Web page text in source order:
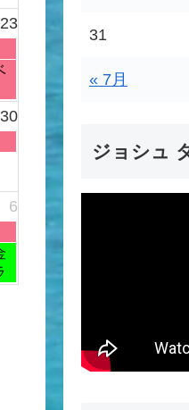
23
30
6
31
« 7月
ジョシュ